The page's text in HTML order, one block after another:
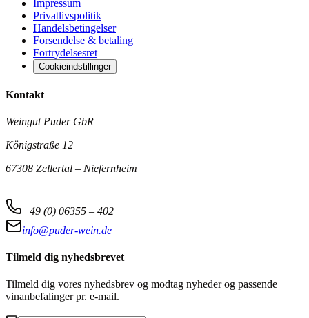
Impressum
Privatlivspolitik
Handelsbetingelser
Forsendelse & betaling
Fortrydelsesret
Cookieindstillinger
Kontakt
Weingut Puder GbR
Königstraße 12
67308 Zellertal – Niefernheim
+49 (0) 06355 – 402
info@puder-wein.de
Tilmeld dig nyhedsbrevet
Tilmeld dig vores nyhedsbrev og modtag nyheder og passende
vinanbefalinger pr. e-mail.